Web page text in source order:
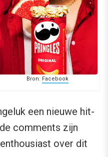
Bron: Facebook
een nieuwe hit-
comments zijn
over dit